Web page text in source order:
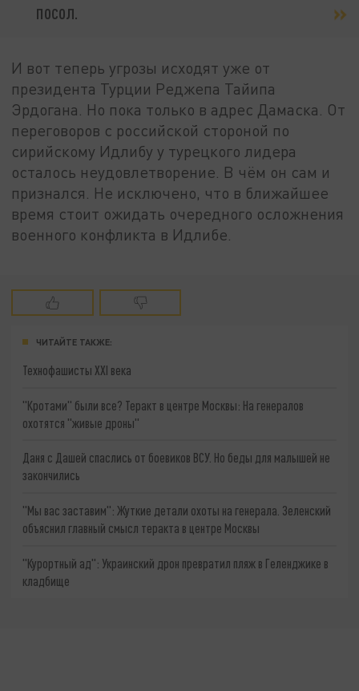
посол.
И вот теперь угрозы исходят уже от
президента Турции Реджепа Тайипа
Эрдогана. Но пока только в адрес Дамаска. От
переговоров с российской стороной по
сирийскому Идлибу у турецкого лидера
осталось неудовлетворение. В чём он сам и
признался. Не исключено, что в ближайшее
время стоит ожидать очередного осложнения
военного конфликта в Идлибе.
ЧИТАЙТЕ ТАКЖЕ:
Технофашисты XXI века
"Кротами" были все? Теракт в центре Москвы: На генералов
охотятся "живые дроны"
Даня с Дашей спаслись от боевиков ВСУ. Но беды для малышей не
закончились
"Мы вас заставим": Жуткие детали охоты на генерала. Зеленский
объяснил главный смысл теракта в центре Москвы
"Курортный ад": Украинский дрон превратил пляж в Геленджике в
кладбище